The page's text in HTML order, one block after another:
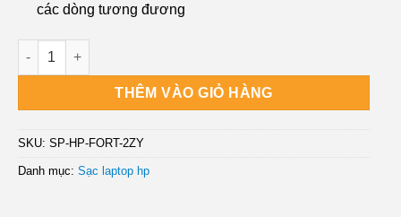
các dòng tương đương
Sạc Laptop HP Fortis 14 - Thay Chính Hãng TPHCM, Lấy
THÊM VÀO GIỎ HÀNG
SKU: SP-HP-FORT-2ZY
Danh mục: Sạc laptop hp